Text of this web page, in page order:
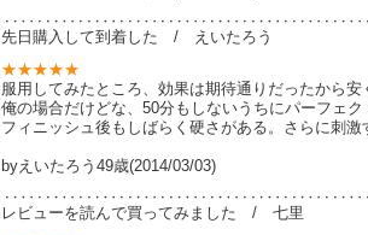
先日購入して到着した / えいたろう
★★★★★
服用してみたところ、効果は期待通りだったから安
俺の場合だけどな、50分もしないうちにパーフェク
フィニッシュ後もしばらく硬さがある。さらに刺激
byえいたろう49歳(2014/03/03)
レビューを読んで買ってみました / 七里